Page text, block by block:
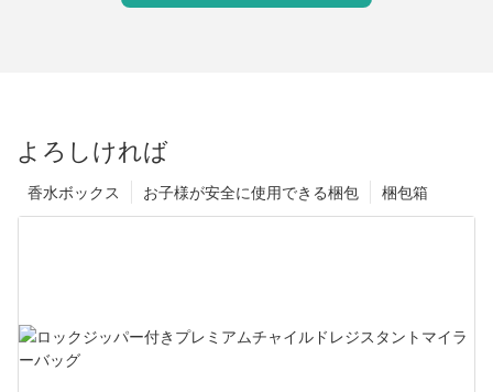
よろしければ
梱包箱
お子様が安全に使用できる梱包
香水ボックス